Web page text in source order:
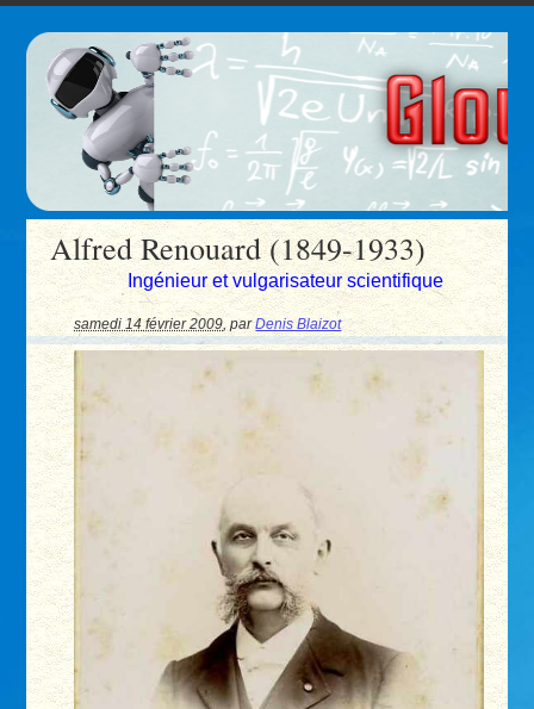
Alfred Renouard (1849-1933)
Ingénieur et vulgarisateur scientifique
samedi 14 février 2009,parDenis Blaizot